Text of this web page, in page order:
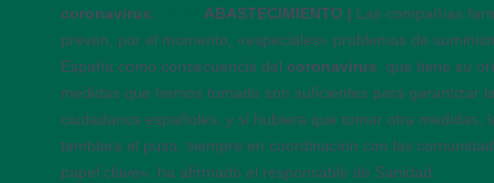
coronavirus. ABASTECIMIENTO | Las compañías
prevén, por el momento, «especiales» problemas de
España como consecuencia del coronavirus, que tiene su
medidas que hemos tomado son suficientes para garantizar
ciudadanos españoles, y si hubiera que tomar otra medidas,
temblara el puso, siempre en coordinación con las
papel clave», ha afirmado el responsable de Sanidad.